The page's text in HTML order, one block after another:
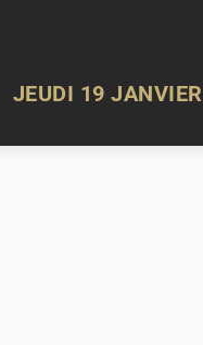
JEUDI 19 JANVIER